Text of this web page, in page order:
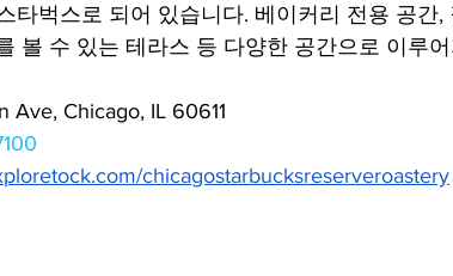
타벅스로 되어 있습니다. 베이커리 전용 공간,
볼 수 있는 테라스 등 다양한 공간으로 이루
Ave, Chicago, IL 60611
chicagostarbucksreserveroastery